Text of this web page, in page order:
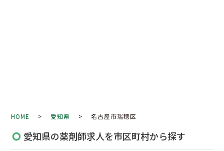
HOME > 愛知県 > 名古屋市瑞穂区
愛知県の薬剤師求人を市区町村から探す